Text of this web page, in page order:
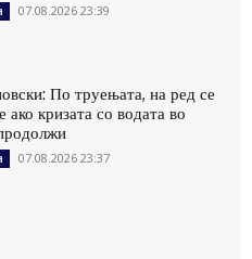
07.08.2026 23:39
По труењата, на ред се
ако кризата со водата во
07.08.2026 23:37